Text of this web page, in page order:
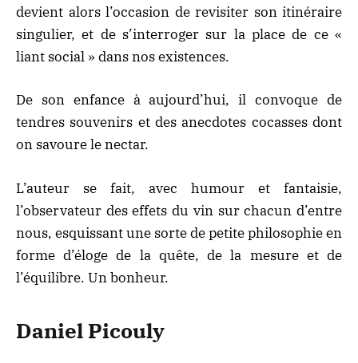
devient alors l’occasion de revisiter son itinéraire
singulier, et de s’interroger sur la place de ce «
liant social » dans nos existences.
De son enfance à aujourd’hui, il convoque de
tendres souvenirs et des anecdotes cocasses dont
on savoure le nectar.
L’auteur se fait, avec humour et fantaisie,
l’observateur des effets du vin sur chacun d’entre
nous, esquissant une sorte de petite philosophie en
forme d’éloge de la quête, de la mesure et de
l’équilibre. Un bonheur.
Daniel Picouly